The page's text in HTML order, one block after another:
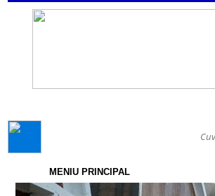
MENIU PRINCIPAL